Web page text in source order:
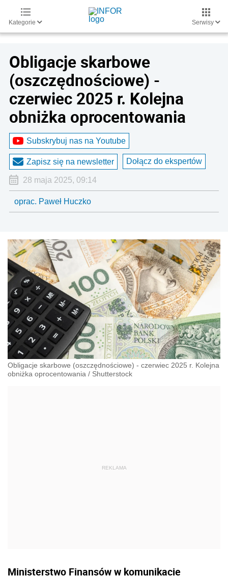
Kategorie Serwisy
Obligacje skarbowe
(oszczędnościowe) -
czerwiec 2025 r. Kolejna
obniżka oprocentowania
Subskrybuj nas na Youtube
Zapisz się na newsletter Dołącz do ekspertów
28 maja 2025, 09:14
oprac. Paweł Huczko
Obligacje skarbowe (oszczędnościowe) - czerwiec 2025 r. Kolejna
obniżka oprocentowania / Shutterstock
Ministerstwo Finansów w komunikacie